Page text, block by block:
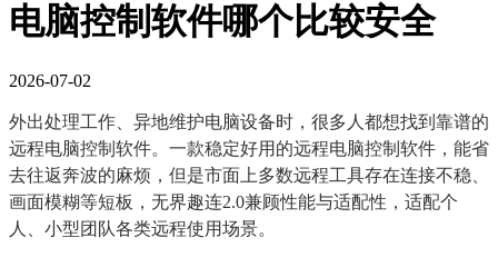
电脑控制软件哪个比较安全
2026-07-02
外出处理工作、异地维护电脑设备时，很多人都想找到靠谱的
远程电脑控制软件。一款稳定好用的远程电脑控制软件，能省
去往返奔波的麻烦，但是市面上多数远程工具存在连接不稳、
画面模糊等短板，无界趣连2.0兼顾性能与适配性，适配个
人、小型团队各类远程使用场景。